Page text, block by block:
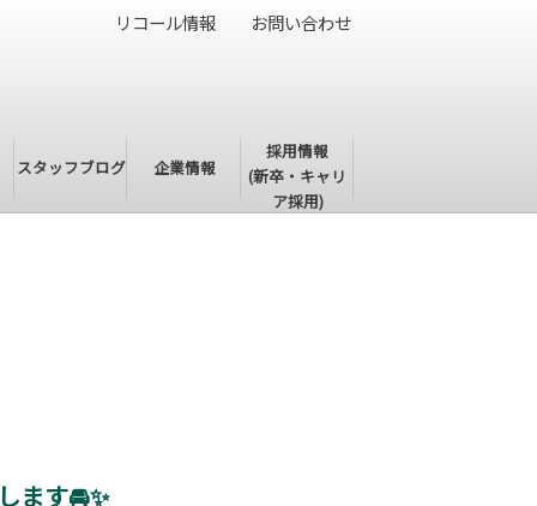
スタッフブログ 企業情報
採用情報
(新卒・キャリ
ア採用)
リコール情報 お問い合わせ
ます🚘✨